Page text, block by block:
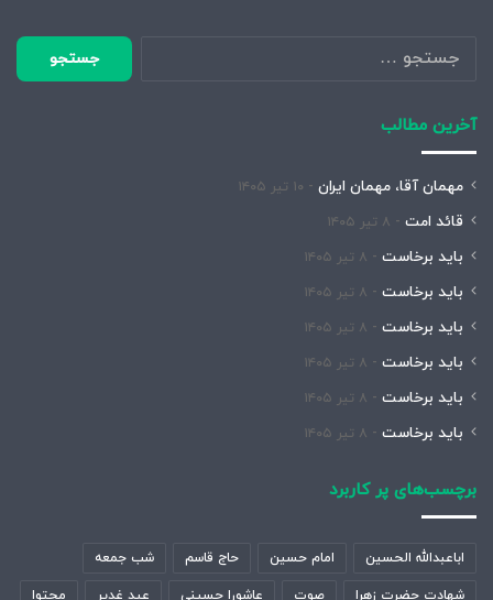
جستجو
برای:
آخرین مطالب
مهمان آقا، مهمان ایران ۱۰ تیر ۱۴۰۵
قائد امت ۸ تیر ۱۴۰۵
باید برخاست ۸ تیر ۱۴۰۵
باید برخاست ۸ تیر ۱۴۰۵
باید برخاست ۸ تیر ۱۴۰۵
باید برخاست ۸ تیر ۱۴۰۵
باید برخاست ۸ تیر ۱۴۰۵
باید برخاست ۸ تیر ۱۴۰۵
برچسب‌های پر کاربرد
اباعبدالله الحسین امام حسین حاج قاسم شب جمعه
شهادت حضرت زهرا صوت عاشورا حسینی عید غدیر محتوا